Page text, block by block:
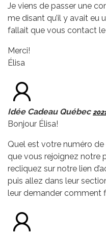
Je viens de passer une
me disant qu’il y avait eu
fallait que vous contact
Merci!
Élisa
Idée Cadeau Québec
Bonjour Élisa!
Quel est votre numéro
que vous rejoignez notre
recliquez sur notre lien
puis allez dans leur
leur demander comment